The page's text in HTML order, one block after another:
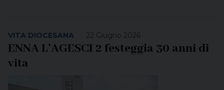
22 Giugno 2026
VITA DIOCESANA
ENNA L’AGESCI 2 festeggia 30 anni di
vita